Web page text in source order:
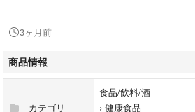
▪18kcalだから減量中でも毎日気にせず摂取
ず補給できます。
スティック1本（4.5g）あたりの栄養成分 エ
質：4.0g、脂質：0.1g、 炭水化物：0.4g、食
アミノ酸：3.4g（推定値）
3ヶ月前
商品情報
カテゴリ
食品/飲料/酒
› 健康食品